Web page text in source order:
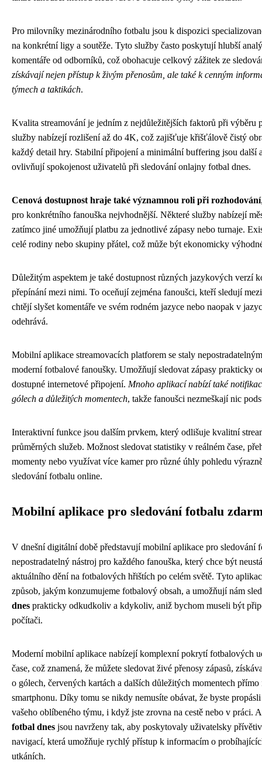
Pro milovníky mezinárodního fotbalu jsou k dispozici
na konkrétní ligy a soutěže. Tyto služby často poskytují hlubší
komentáře od odborníků, což obohacuje celkový zážitek ze
získávají nejen přístup k živým přenosům, ale také k cenným
týmech a taktikách.
Kvalita streamování je jedním z nejdůležitějších faktorů při výběru
služby nabízejí rozlišení až do 4K, což zajišťuje křišťálově čistý
každý detail hry. Stabilní připojení a minimální buffering jsou další
ovlivňují spokojenost uživatelů při sledování onlajny fotbal dnes.
Cenová dostupnost hraje také významnou roli při rozhodování
pro konkrétního fanouška nejvhodnější. Některé služby nabízejí
zatímco jiné umožňují platbu za jednotlivé zápasy nebo turnaje.
celé rodiny nebo skupiny přátel, což může být ekonomicky
Důležitým aspektem je také dostupnost různých jazykových verzí
přepínání mezi nimi. To oceňují zejména fanoušci, kteří sledují
chtějí slyšet komentáře ve svém rodném jazyce nebo naopak v
odehrává.
Mobilní aplikace streamovacích platforem se staly
moderní fotbalové fanoušky. Umožňují sledovat zápasy prakticky
dostupné internetové připojení. Mnoho aplikací nabízí také
gólech a důležitých momentech, takže fanoušci nezmeškají nic
Interaktivní funkce jsou dalším prvkem, který odlišuje kvalitní
průměrných služeb. Možnost sledovat statistiky v reálném čase,
momenty nebo využívat více kamer pro různé úhly pohledu
sledování fotbalu online.
Mobilní aplikace pro sledování fotbalu
V dnešní digitální době představují mobilní aplikace pro sledování
nepostradatelný nástroj pro každého fanouška, který chce být
aktuálního dění na fotbalových hřištích po celém světě. Tyto
způsob, jakým konzumujeme fotbalový obsah, a umožňují nám
dnes prakticky odkudkoliv a kdykoliv, aniž bychom museli být
počítači.
Moderní mobilní aplikace nabízejí komplexní pokrytí fotbalových
čase, což znamená, že můžete sledovat živé přenosy zápasů,
o gólech, červených kartách a dalších důležitých momentech přímo
smartphonu. Díky tomu se nikdy nemusíte obávat, že byste
vašeho oblíbeného týmu, i když jste zrovna na cestě nebo v práci.
fotbal dnes jsou navrženy tak, aby poskytovaly uživatelsky
navigací, která umožňuje rychlý přístup k informacím o
utkáních.